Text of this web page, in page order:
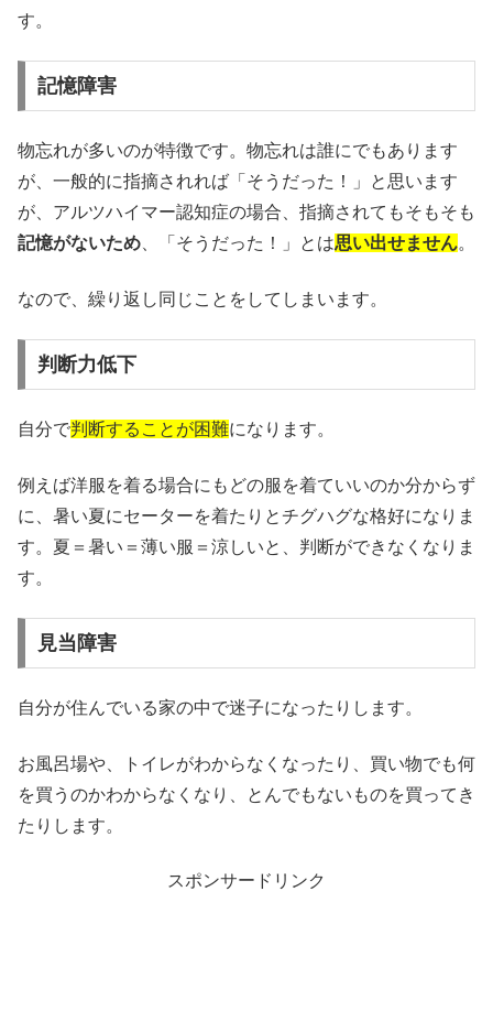
す。
記憶障害
物忘れが多いのが特徴です。物忘れは誰にでもあります
が、一般的に指摘されれば「そうだった！」と思います
が、アルツハイマー認知症の場合、指摘されてもそもそも
記憶がないため 、「そうだった！」とは思い出せません。
なので、繰り返し同じことをしてしまいます。
判断力低下
自分で判断することが困難になります。
例えば洋服を着る場合にもどの服を着ていいのか分からず
に、暑い夏にセーターを着たりとチグハグな格好になりま
す。夏＝暑い＝薄い服＝涼しいと、判断ができなくなりま
す。
見当障害
自分が住んでいる家の中で迷子になったりします。
お風呂場や、トイレがわからなくなったり、買い物でも何
を買うのかわからなくなり、とんでもないものを買ってき
たりします。
スポンサードリンク